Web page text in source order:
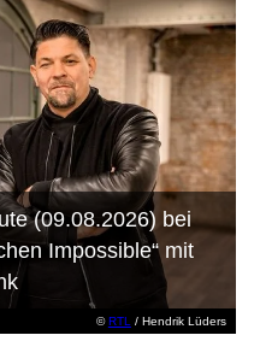
©RTL/ Hendrik Lüders
(09.08.2026) bei
Impossible“ mit